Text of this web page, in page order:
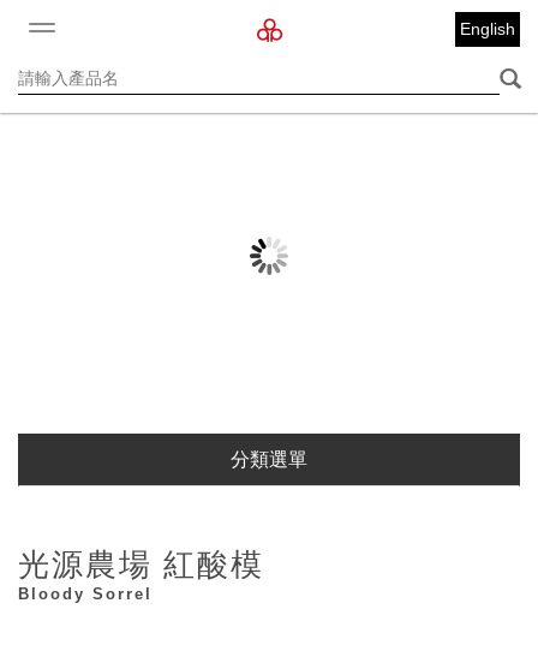
English
分類選單
光源農場 紅酸模
Bloody Sorrel